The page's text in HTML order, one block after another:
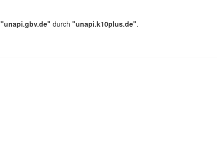
"unapi.gbv.de" durch "unapi.k10plus.de".